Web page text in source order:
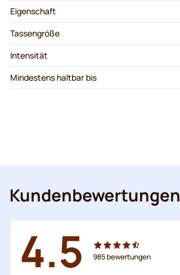
Eigenschaft
Tassengröße
Intensität
Mindestens haltbar bis
Kundenbewertungen
4.5 985bewertungen